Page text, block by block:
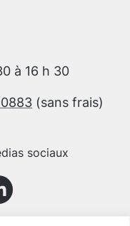
à 16 h 30
(sans frais)
sociaux